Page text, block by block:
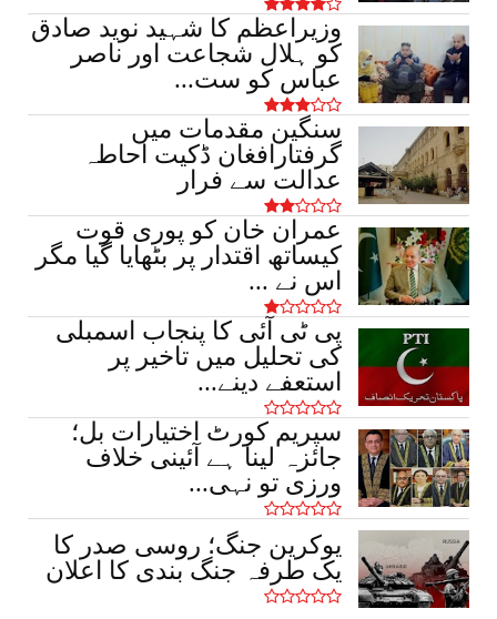
March 17, 2026
اہم خبریں
ساہیوال میں ناجائز منافع خوری کے خلاف
کریک ڈاؤن، 4 لاکھ سے ز...
March 17, 2026
وزیراعظم کا شہید نوید صادق
کو ہلال شجاعت اور ناصر
عباس کو ست...
سنگین مقدمات میں
گرفتارافغان ڈکیت احاطہ
عدالت سے فرار
عمران خان کو پوری قوت
کیساتھ اقتدار پر بٹھایا گیا مگر
اس نے ...
پی ٹی آئی کا پنجاب اسمبلی
کی تحلیل میں تاخیر پر
استعفے دینے...
سپریم کورٹ اختیارات بل؛
جائزہ لینا ہے آئینی خلاف
ورزی تو نہی...
یوکرین جنگ؛ روسی صدر کا
یک طرفہ جنگ بندی کا اعلان